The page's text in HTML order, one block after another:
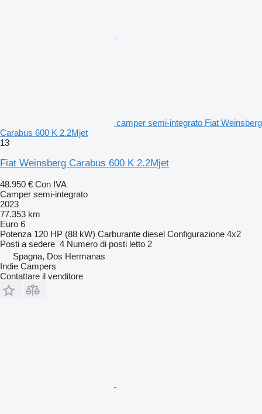
camper semi-integrato Fiat Weinsberg
Carabus 600 K 2.2Mjet
13
Fiat Weinsberg Carabus 600 K 2.2Mjet
48.950 € Con IVA
Camper semi-integrato
2023
77.353 km
Euro 6
Potenza 120 HP (88 kW) Carburante diesel Configurazione 4x2
Posti a sedere 4 Numero di posti letto 2
Spagna, Dos Hermanas
Indie Campers
Contattare il venditore